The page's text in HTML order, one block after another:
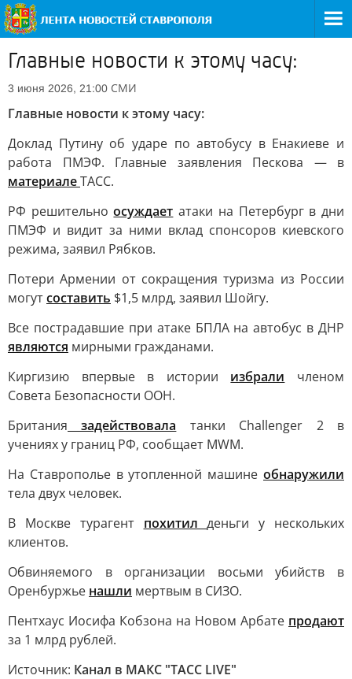
Главные новости к этому часу:
3 июня 2026, 21:00 СМИ
Главные новости к этому часу:
Доклад Путину об ударе по автобусу в Енакиеве и
работа ПМЭФ. Главные заявления Пескова — в
материалеТАСС.
РФ решительноосуждает атаки на Петербург в дни
ПМЭФ и видит за ними вклад спонсоров киевского
режима, заявил Рябков.
Потери Армении от сокращения туризма из России
могутсоставить $1,5 млрд, заявил Шойгу.
Все пострадавшие при атаке БПЛА на автобус в ДНР
являются мирными гражданами.
Киргизию впервые в истории избрали членом
Совета Безопасности ООН.
Британия задействовала танки Challenger 2 в
учениях у границ РФ, сообщает MWM.
На Ставрополье в утопленной машине обнаружили
тела двух человек.
В Москве турагент похитилденьги у нескольких
клиентов.
Обвиняемого в организации восьми убийств в
Оренбуржье нашли мертвым в СИЗО.
Пентхаус Иосифа Кобзона на Новом Арбате продают
за 1 млрд рублей.
Источник: Канал в МАКС "ТАСС LIVE"